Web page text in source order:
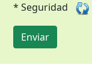
* Seguridad
Enviar